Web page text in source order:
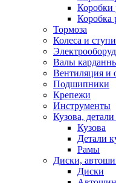
Коробки
Коробка
Тормоза
Колеса и
Валы
Вентиляция и
Подшипники
Крепежи
Инструменты
Кузова,
Кузова
Детали
Рамы
Диски,
Диски